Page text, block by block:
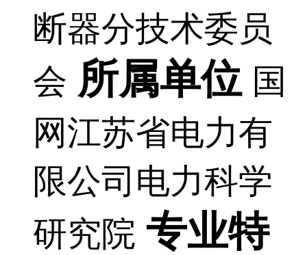
断器分技术委员
会 所属单位 国
网江苏省电力有
限公司电力科学
研究院 专业特